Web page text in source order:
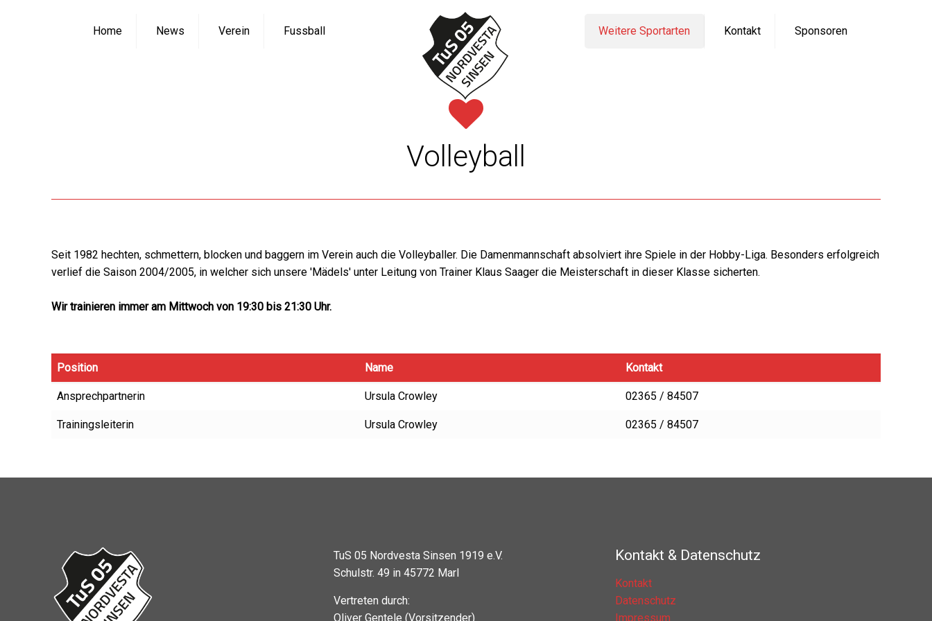
Home News Verein Fussball Weitere Sportarten Kontakt Sponsoren
Volleyball
Seit 1982 hechten, schmettern, blocken und baggern im Verein auch die Volleyballer. Die Damenmannschaft absolviert ihre Spiele in der Hobby-Liga. Besonders erfolgreich
verlief die Saison 2004/2005, in welcher sich unsere 'Mädels' unter Leitung von Trainer Klaus Saager die Meisterschaft in dieser Klasse sicherten.
Wir trainieren immer am Mittwoch von 19:30 bis 21:30 Uhr.
Position Name Kontakt
Ansprechpartnerin Ursula Crowley 02365 / 84507
Trainingsleiterin Ursula Crowley 02365 / 84507
TuS 05 Nordvesta Sinsen 1919 e.V.
Schulstr. 49 in 45772 Marl
Vertreten durch:
Oliver Gentele (Vorsitzender)
Kontakt & Datenschutz
Kontakt
Datenschutz
Impressum